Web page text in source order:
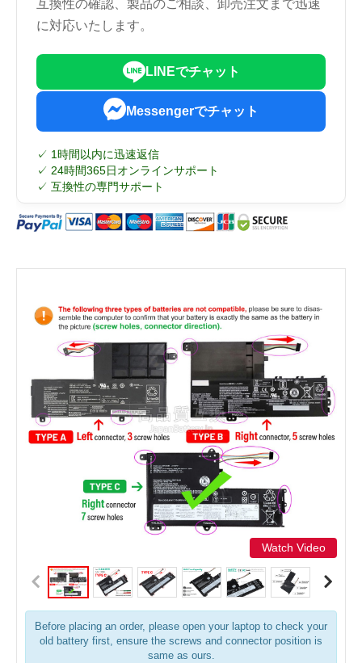
互換性の確認、製品のご相談、卸売注文まで迅速
に対応いたします。
LINEでチャット
Messengerでチャット
✓ 1時間以内に迅速返信
✓ 24時間365日オンラインサポート
✓ 互換性の専門サポート
Watch Video
Before placing an order, please open your laptop to check your
old battery first, ensure the screws and connector position is
same as ours.